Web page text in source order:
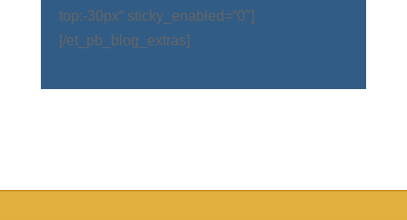
top:-30px“ sticky_enabled=“0″]
[/et_pb_blog_extras]